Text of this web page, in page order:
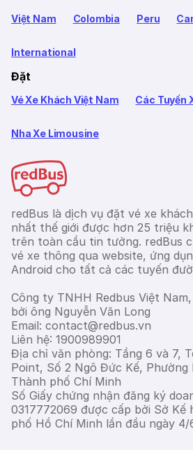
Việt Nam Colombia Peru
International
Đặt
Vé Xe Khách Việt Nam Các Tuyến
Nha Xe Limousine
redBus là dịch vụ đặt vé xe
nhất thế giới được hơn 25 triệu
trên toàn cầu tin tưởng. redBus
vé xe thông qua website, ứng
Android cho tất cả các tuyến
Công ty TNHH Redbus Việt
bởi ông Nguyễn Văn Long
Email: contact@redbus.vn
Liên hệ: 1900989901
Địa chỉ văn phòng: Tầng 6 và 7,
Point, Số 2 Ngô Đức Kế, Phường
Thành phố Chí Minh
Số Giấy chứng nhận đăng ký
0317772069 được cấp bởi Sở Kế
phố Hồ Chí Minh lần đầu ngày 4/